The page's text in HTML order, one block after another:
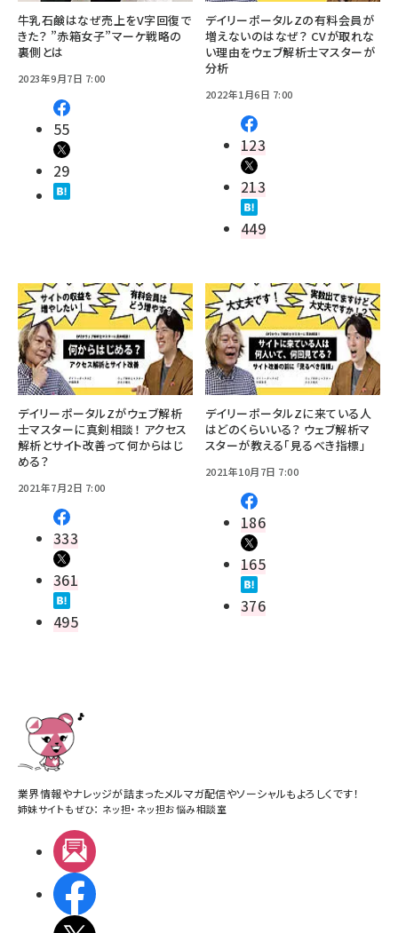
牛乳石鹸はなぜ売上をV字回復で
きた？ ”赤箱女子”マーケ戦略の
裏側とは
2023年9月7日 7:00
55
29
デイリーポータルZの有料会員が
増えないのはなぜ？ CVが取れな
い理由をウェブ解析士マスターが
分析
2022年1月6日 7:00
123
213
449
デイリーポータルZがウェブ解析
士マスターに真剣相談！ アクセス
解析とサイト改善って何からはじ
める？
2021年7月2日 7:00
333
361
495
デイリーポータルZに来ている人
はどのくらいいる？ ウェブ解析マ
スターが教える「見るべき指標」
2021年10月7日 7:00
186
165
376
業界情報やナレッジが詰まったメルマガ配信やソーシャルもよろしくです！
姉妹サイトもぜひ： ネッ担・ ネッ担お悩み相談室